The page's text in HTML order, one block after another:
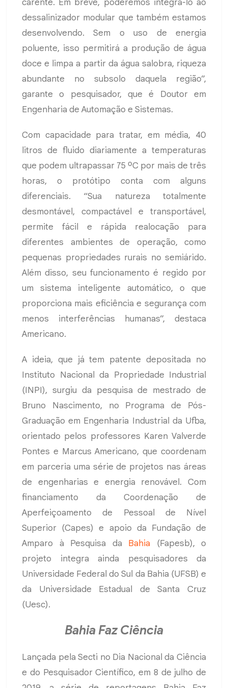
carente. Em breve, poderemos integrá-lo ao
dessalinizador modular que também estamos
desenvolvendo. Sem o uso de energia
poluente, isso permitirá a produção de água
doce e limpa a partir da água salobra, riqueza
abundante no subsolo daquela região”,
garante o pesquisador, que é Doutor em
Engenharia de Automação e Sistemas.
Com capacidade para tratar, em média, 40
litros de fluido diariamente a temperaturas
que podem ultrapassar 75 ºC por mais de três
horas, o protótipo conta com alguns
diferenciais. “Sua natureza totalmente
desmontável, compactável e transportável,
permite fácil e rápida realocação para
diferentes ambientes de operação, como
pequenas propriedades rurais no semiárido.
Além disso, seu funcionamento é regido por
um sistema inteligente automático, o que
proporciona mais eficiência e segurança com
menos interferências humanas”, destaca
Americano.
A ideia, que já tem patente depositada no
Instituto Nacional da Propriedade Industrial
(INPI), surgiu da pesquisa de mestrado de
Bruno Nascimento, no Programa de Pós-
Graduação em Engenharia Industrial da Ufba,
orientado pelos professores Karen Valverde
Pontes e Marcus Americano, que coordenam
em parceria uma série de projetos nas áreas
de engenharias e energia renovável. Com
financiamento da Coordenação de
Aperfeiçoamento de Pessoal de Nível
Superior (Capes) e apoio da Fundação de
Amparo à Pesquisa da Bahia (Fapesb), o
projeto integra ainda pesquisadores da
Universidade Federal do Sul da Bahia (UFSB) e
da Universidade Estadual de Santa Cruz
(Uesc).
Bahia Faz Ciência
Lançada pela Secti no Dia Nacional da Ciência
e do Pesquisador Científico, em 8 de julho de